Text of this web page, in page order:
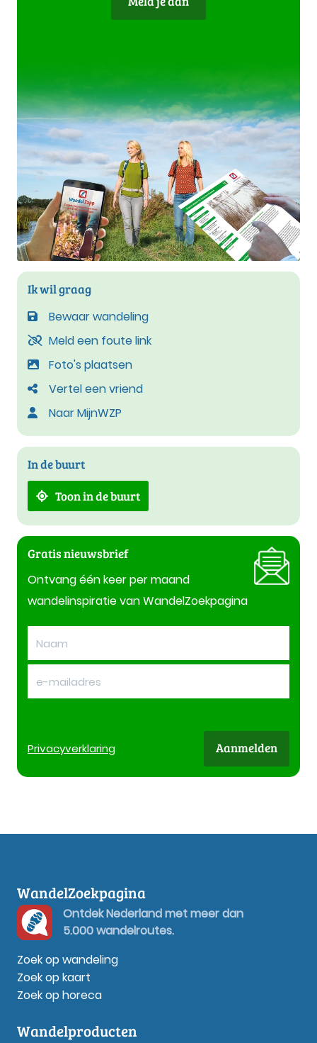
Ik wil graag
Bewaar wandeling
Meld een foute link
Foto's plaatsen
Vertel een vriend
Naar MijnWZP
In de buurt
Toon in de buurt
Gratis nieuwsbrief
Ontvang één keer per maand
wandelinspiratie van WandelZoekpagina
Privacyverklaring Aanmelden
WandelZoekpagina
Ontdek Nederland met meer dan
5.000 wandelroutes.
Zoek op wandeling
Zoek op kaart
Zoek op horeca
Wandelproducten